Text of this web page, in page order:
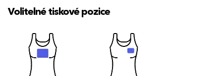
Volitelné tiskové pozice